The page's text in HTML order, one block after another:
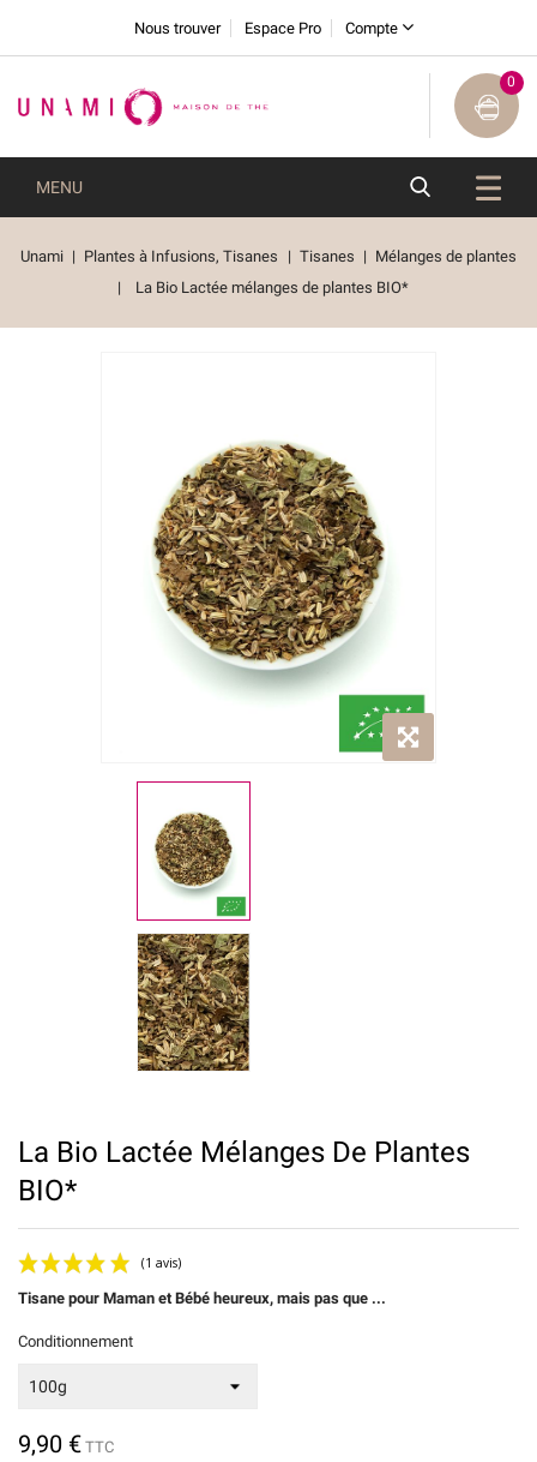
Nous trouver Espace Pro Compte
0
MENU
Unami Plantes à Infusions, Tisanes Tisanes
Mélanges de plantes
La Bio Lactée mélanges de plantes BIO*
La Bio Lactée Mélanges De Plantes
BIO*
Tisane pour Maman et Bébé heureux, mais pas que ...
Conditionnement
9,90 € TTC